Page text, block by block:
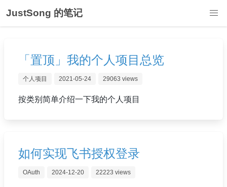
JustSong 的笔记
「置顶」我的个人项目总览
个人项目 2021-05-24 29063 views
按类别简单介绍一下我的个人项目
如何实现飞书授权登录
OAuth 2024-12-20 22223 views